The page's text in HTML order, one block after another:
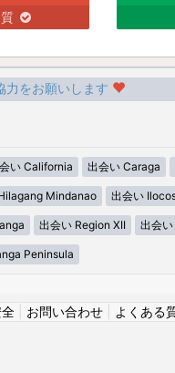
力をお願いします
い California 出会い Caraga
Mindanao 出会い
出会い Region XII 出会
Peninsula
| お問い合わせ| よくある